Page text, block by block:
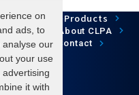
on
ads, to
analyse our
your use
it with
Case Study Products
Events About CLPA
SiteMap Contact